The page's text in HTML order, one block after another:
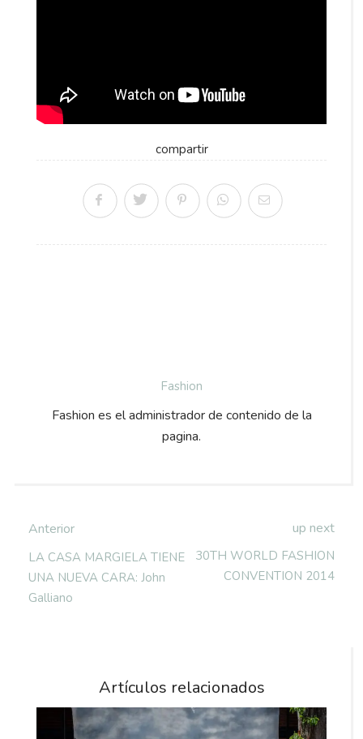
compartir
Fashion
Fashion es el administrador de contenido de la
pagina.
Anterior
LA CASA MARGIELA TIENE
UNA NUEVA CARA: John
Galliano
up next
30TH WORLD FASHION
CONVENTION 2014
Artículos relacionados